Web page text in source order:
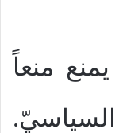
يمنع منعاً
السياسيّ.